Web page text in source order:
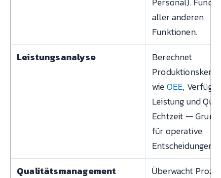
aller anderen
Funktionen.
Leistungsanalyse
Berechnet
wieOEE,
Leistung und
Echtzeit —
für operative
Entscheidungen.
Qualitätsmanagement
Überwacht